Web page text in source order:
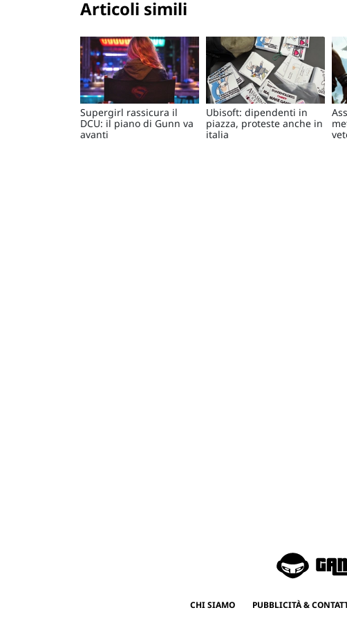
Articoli simili
Supergirl rassicura il
DCU: il piano di Gunn va
avanti
Ubisoft: dipendenti in
piazza, proteste anche in
italia
CHI SIAMO PUBBLICITÀ &